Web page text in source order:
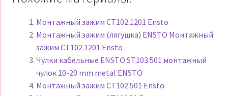
Монтажный зажим CT102.1201 Ensto
Монтажный зажим (лягушка) ENSTO Монтажный
зажим CT102.1201 Ensto
Чулки кабельные ENSTO ST103.501 монтажный
чулок 10-20 mm metal ENSTO
Монтажный зажим CT102.501 Ensto